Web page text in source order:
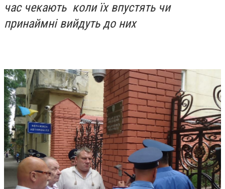
час чекають коли їх впустять чи
принаймні вийдуть до них